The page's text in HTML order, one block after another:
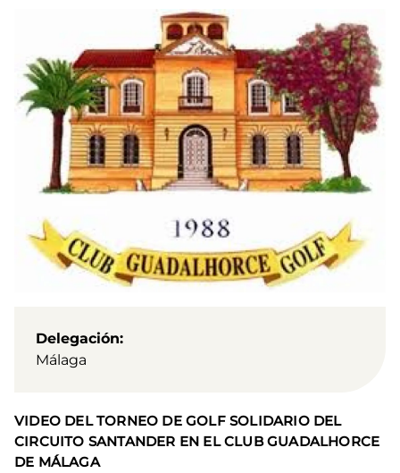
Delegación
Málaga
VIDEO DEL TORNEO DE GOLF SOLIDARIO DEL
CIRCUITO SANTANDER EN EL CLUB GUADALHORCE
DE MÁLAGA